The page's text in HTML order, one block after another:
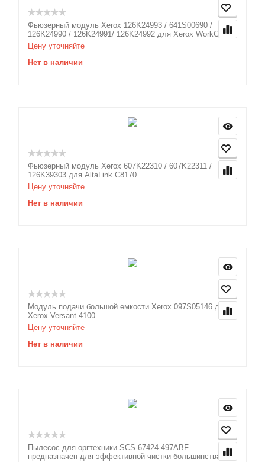
Фьюзерный модуль Xerox 126K24993 / 641S00690 /
126K24990 / 126K24991/ 126K24992 для Xerox WorkCen...
Цену уточняйте
Нет в наличии
Фьюзерный модуль Xerox 607K22310 / 607K22311 /
126K39303 для AltaLink C8170
Цену уточняйте
Нет в наличии
Модуль подачи большой емкости Xerox 097S05146 для
Xerox Versant 4100
Цену уточняйте
Нет в наличии
Пылесос для оргтехники SCS-67424 497ABF
предназначен для эффективной чистки большинства